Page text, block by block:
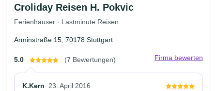
Croliday Reisen H. Pokvic
Ferienhäuser · Lastminute Reisen
Arminstraße 15, 70178 Stuttgart
5.0 (7 Bewertungen) Firma bewerten
K.Kern 23. April 2016